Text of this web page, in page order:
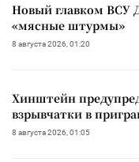
Новый главком ВСУ
«мясные штурмы»
8 августа 2026, 01:20
Хинштейн
взрывчатки в
8 августа 2026, 01:05